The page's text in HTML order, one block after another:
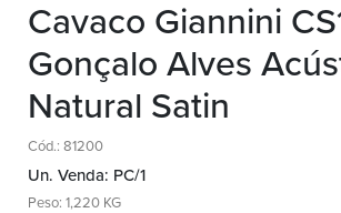
Cavaco Giannini
Gonçalo Alves
Natural Satin
Cód.: 81200
Un. Venda: PC/1
Peso: 1,220 KG